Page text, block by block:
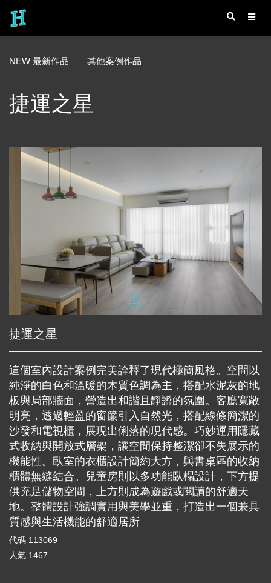
NEW 最新作品 其他案例作品
捷運之星
捷運之星
這個室內設計案例完美詮釋了現代極簡風格。空間以
純淨的白色和溫暖的木質色調為主，搭配水泥灰的地
板與局部牆面，營造出和諧且靜謐的氛圍。客廳寬敞
明亮，透過輕盈的窗簾引入自然光，搭配線條簡潔的
沙發和電視櫃，展現出俐落的現代感。巧妙運用隱藏
式收納與開放式層架，讓空間保持整潔卻不失展示的
機能性。臥室的衣櫃設計簡約大方，與書桌區的收納
櫃體無縫結合。兒童房則以多功能臥榻設計，下方提
供充足儲物空間，上方則成為遊戲或閱讀的舒適天
地。整體設計強調實用與美學並重，打造出一個兼具
質感與生活機能的舒適居所
代碼 113069
人氣 1467